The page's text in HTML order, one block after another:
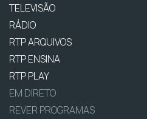
TELEVISÃO
RÁDIO
RTP ARQUIVOS
RTP ENSINA
RTP PLAY
EM DIRETO
REVER PROGRAMAS